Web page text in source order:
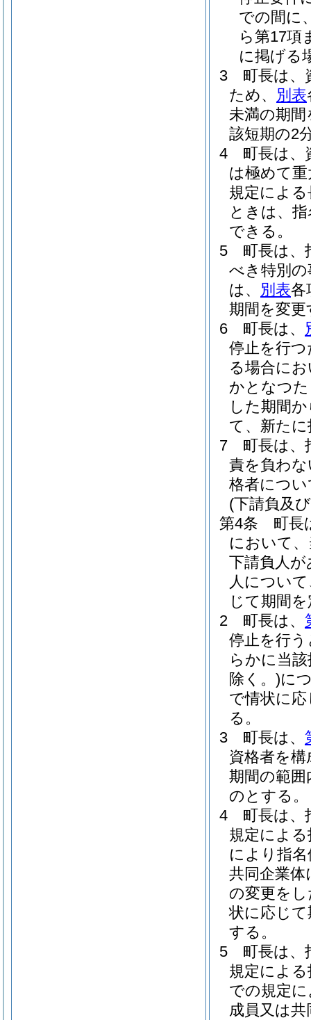
での間に
ら第17項
に掲げる
3
町長は、
ため、 別表
未満の期
該短期の2
4
町長は、
は極めて
規定によ
ときは、
できる。
5
町長は、
べき特別
は、 別表各
期間を変
6
町長は、
停止を行
る場合に
かとなつ
した期間
て、新た
7
町長は、
責を負わ
格者につ
(下請負及
第4条
町長
において
下請負人
人につい
じて期間
2
町長は、
停止を行
らかに当
除く。)に
で情状に
る。
3
町長は、
資格者を
期間の範
のとする。
4
町長は、
規定によ
により指
共同企業体
の変更を
状に応じ
する。
5
町長は、
規定によ
での規定
成員又は